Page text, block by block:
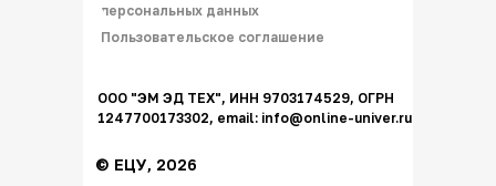
персональных данных
Пользовательское соглашение
© ЕЦУ, 2026
ООО "ЭМ ЭД ТЕХ", ИНН 9703174529, ОГРН
1247700173302, email: info@online-univer.ru